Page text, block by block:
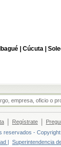
Ibagué | Cúcuta |
| Regístrate |
reservados -
| Superintendencia